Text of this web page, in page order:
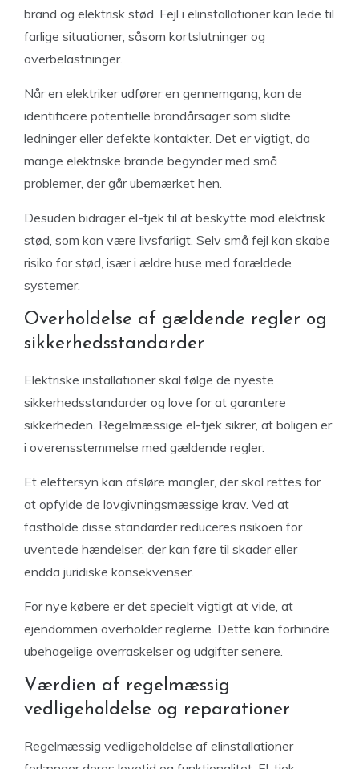
brand og elektrisk stød. Fejl i elinstallationer kan lede til
farlige situationer, såsom kortslutninger og
overbelastninger.
Når en elektriker udfører en gennemgang, kan de
identificere potentielle brandårsager som slidte
ledninger eller defekte kontakter. Det er vigtigt, da
mange elektriske brande begynder med små
problemer, der går ubemærket hen.
Desuden bidrager el-tjek til at beskytte mod elektrisk
stød, som kan være livsfarligt. Selv små fejl kan skabe
risiko for stød, især i ældre huse med forældede
systemer.
Overholdelse af gældende regler og
sikkerhedsstandarder
Elektriske installationer skal følge de nyeste
sikkerhedsstandarder og love for at garantere
sikkerheden. Regelmæssige el-tjek sikrer, at boligen er
i overensstemmelse med gældende regler.
Et eleftersyn kan afsløre mangler, der skal rettes for
at opfylde de lovgivningsmæssige krav. Ved at
fastholde disse standarder reduceres risikoen for
uventede hændelser, der kan føre til skader eller
endda juridiske konsekvenser.
For nye købere er det specielt vigtigt at vide, at
ejendommen overholder reglerne. Dette kan forhindre
ubehagelige overraskelser og udgifter senere.
Værdien af regelmæssig
vedligeholdelse og reparationer
Regelmæssig vedligeholdelse af elinstallationer